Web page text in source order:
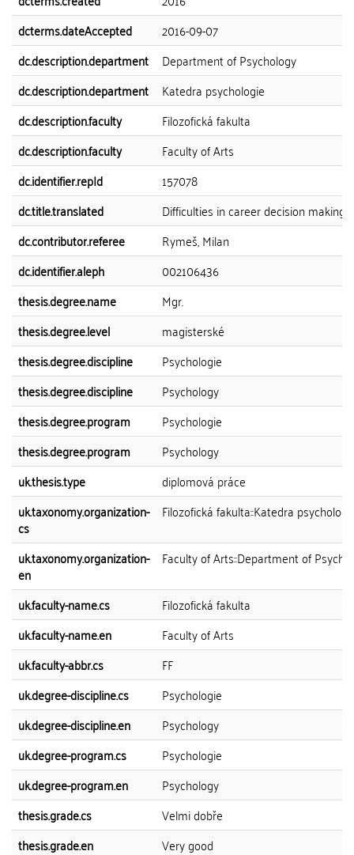
dcterms.dateAccepted
2016-09-07
dc.description.department
Department of Psychology
dc.description.department
Katedra psychologie
dc.description.faculty
Filozofická fakulta
dc.description.faculty
Faculty of Arts
dc.identifier.repId
157078
dc.title.translated
Difficulties in career decision making
dc.contributor.referee
Rymeš, Milan
dc.identifier.aleph
002106436
thesis.degree.name
Mgr.
thesis.degree.level
magisterské
thesis.degree.discipline
Psychologie
thesis.degree.discipline
Psychology
thesis.degree.program
Psychologie
thesis.degree.program
Psychology
uk.thesis.type
diplomová práce
uk.taxonomy.organization-
cs
Filozofická fakulta::Katedra
uk.taxonomy.organization-
en
Faculty of Arts::Department of
uk.faculty-name.cs
Filozofická fakulta
uk.faculty-name.en
Faculty of Arts
uk.faculty-abbr.cs
FF
uk.degree-discipline.cs
Psychologie
uk.degree-discipline.en
Psychology
uk.degree-program.cs
Psychologie
uk.degree-program.en
Psychology
thesis.grade.cs
Velmi dobře
thesis.grade.en
Very good